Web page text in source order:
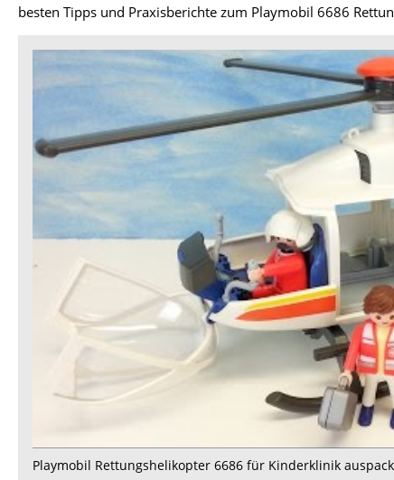
besten Tipps und Praxisberichte zum Playmobil 6686
Rettungshelikopter
für
Kinderklinik
auspacken
seratus1
Playmobil Rettungshelikopter 6686 für Kinderklinik